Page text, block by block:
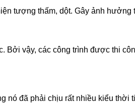
tượng thấm, dột. Gây ảnh hưởng
vậy, các công trình được thi
đã phải chịu rất nhiều kiểu thời